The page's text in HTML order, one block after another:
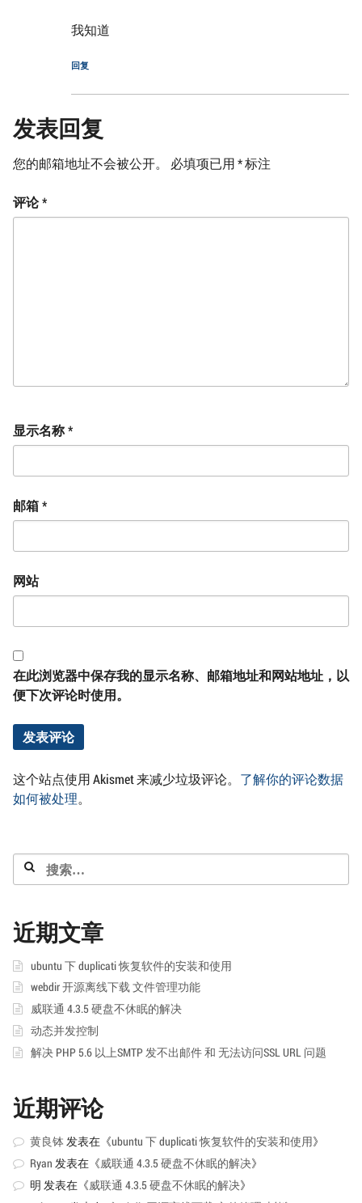
我知道
回复
发表回复
您的邮箱地址不会被公开。 必填项已用*标注
评论*
显示名称*
邮箱*
网站
在此浏览器中保存我的显示名称、邮箱地址和网站地址，以
便下次评论时使用。
这个站点使用 Akismet 来减少垃圾评论。 了解你的评论数据
如何被处理。
搜
索：
近期文章
ubuntu 下 duplicati 恢复软件的安装和使用
webdir 开源离线下载 文件管理功能
威联通 4.3.5 硬盘不休眠的解决
动态并发控制
解决 PHP 5.6 以上SMTP 发不出邮件 和 无法访问SSL URL 问题
近期评论
黄良钵 发表在《ubuntu 下 duplicati 恢复软件的安装和使用》
Ryan 发表在《威联通 4.3.5 硬盘不休眠的解决》
明 发表在《威联通 4.3.5 硬盘不休眠的解决》